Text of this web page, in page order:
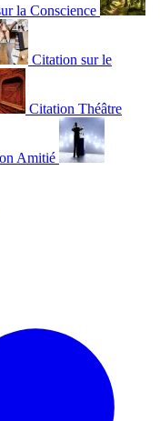
la Conscience
Citation sur le
Citation Théâtre
Amitié